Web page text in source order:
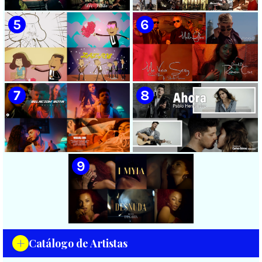
Videoclip - Dirección: Adrián
Sánchez Ávila
Manzanares - ¨Ya es
después¨ - Videoclip -
Dirección: Lester Hamlet
🟡 Sweet Lizzy Project -
¨Nothing Lasts¨ - Videoclip -
Dirección: Víctor Vinuesa
(Vitiko)
🟡 75 Artistas Cubanos
¨Guantanamera¨ - Playing
For Change - Song Around
The World
🟡 Zafiros - ¨Un nombre de
mujer¨ - Proyecto Anima
EGREM - Videoclip Animado
- Dirección: Landy García
🟡 Máxima Alerta & Eduardo
Antonio - ¨Me veo sexy¨ -
Videoclip - Dirección:
Ramón Cruz
🟡 Naldo - ¨Relación rota¨ 📺
Videoclip - 🎬 Director: Visual
EME
🟡 Pablo Hernández -
¨Ahora¨ 📺 Videoclip - 🎬
Director: Carlos Gómez
+ Catálogo de Artistas